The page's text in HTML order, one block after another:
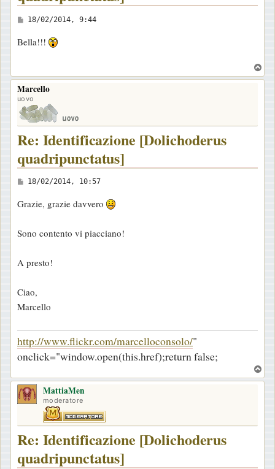
M
s
a
g
g
i
o
18/02/2014, 9:44
Bella!!!
o
Marcello
uovo
Re: Identificazione [Dolichoderus
quadripunctatus]
M
s
a
g
o
18/02/2014, 10:57
Grazie, grazie davvero
Sono contento vi piacciano!
A presto!
Ciao,
Marcello
http://www.flickr.com/marcelloconsolo/"
onclick="window.open(this.href);return false;
o
MattiaMen
moderatore
Re: Identificazione [Dolichoderus
quadripunctatus]